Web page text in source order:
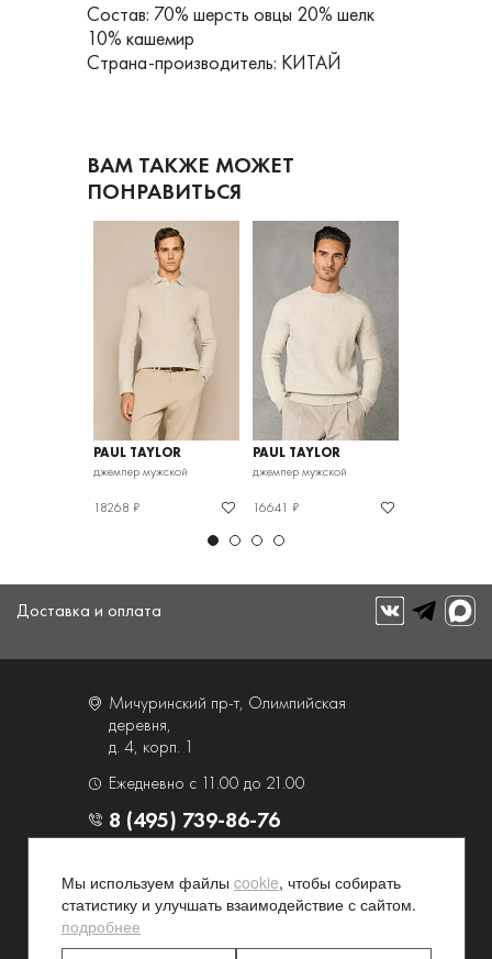
Состав: 70% шерсть овцы 20% шелк
10% кашемир
Страна-производитель: КИТАЙ
ВАМ ТАКЖЕ МОЖЕТ
ПОНРАВИТЬСЯ
PAUL TAYLOR
джемпер мужской
18268 ₽
PAUL TAYLOR
джемпер мужской
16641 ₽
Доставка и оплата
Мичуринский пр-т, Олимпийская
деревня,
д. 4, корп. 1
Ежедневно с 11.00 до 21.00
8 (495) 739-86-76
Услуги
Контакты и схема проезда
Наши преимущества
Программа лояльности
Мы используем файлы cookie, чтобы собирать
статистику и улучшать взаимодействие с сайтом.
подробнее